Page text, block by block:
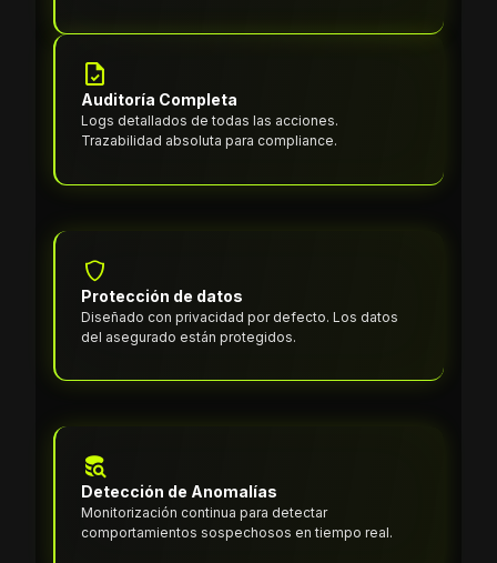
Auditoría Completa
Logs detallados de todas las acciones.
Trazabilidad absoluta para compliance.
Protección de datos
Diseñado con privacidad por defecto. Los datos
del asegurado están protegidos.
Detección de Anomalías
Monitorización continua para detectar
comportamientos sospechosos en tiempo real.